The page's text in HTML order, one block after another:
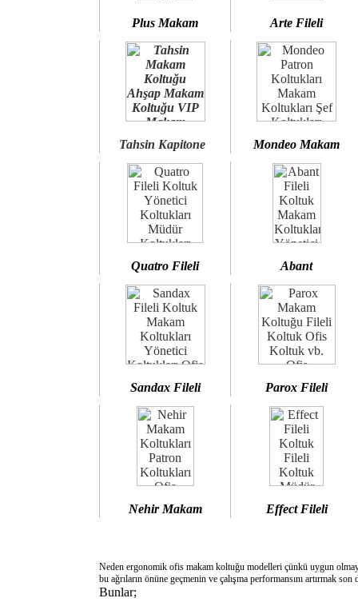
Plus Makam Arte Fileli
Tahsin Kapitone Mondeo Makam
Quatro Fileli Abant
Sandax Fileli Parox Fileli
Nehir Makam Effect Fileli
Neden ergonomik ofis makam koltuğu modelleri çünkü uygun
bu ağrıların önüne geçmenin ve çalışma performansını artırmak
Bunlar;